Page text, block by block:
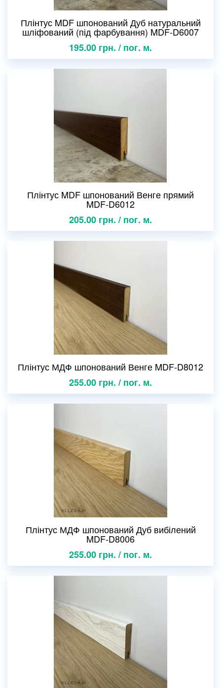
Плінтус MDF шпонований Дуб натуральний
шліфований (під фарбування) MDF-D6007
195.00 грн. / пог. м.
Плінтус MDF шпонований Венге прямий
MDF-D6012
205.00 грн. / пог. м.
Плінтус МДФ шпонований Венге MDF-D8012
255.00 грн. / пог. м.
Плінтус МДФ шпонований Дуб вибілений
MDF-D8006
255.00 грн. / пог. м.